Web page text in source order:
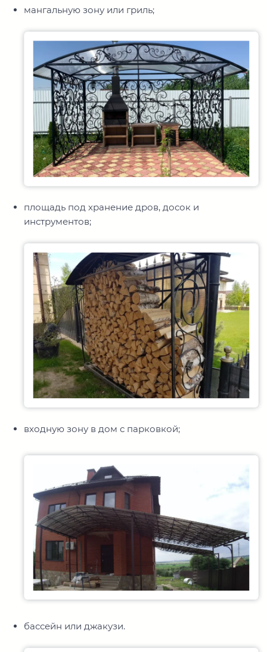
мангальную зону или гриль;
площадь под хранение дров, досок и
инструментов;
входную зону в дом с парковкой;
бассейн или джакузи.